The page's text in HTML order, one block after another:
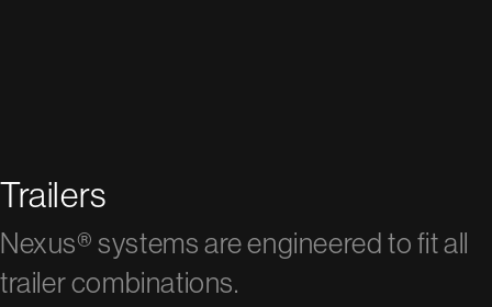
Trailers
Nexus® systems are engineered to fit all
trailer combinations.